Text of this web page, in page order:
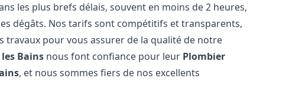
les plus brefs délais, souvent en moins de 2 heures,
dégâts. Nos tarifs sont compétitifs et transparents,
travaux pour vous assurer de la qualité de notre
Bains nous font confiance pour leur Plombier
, et nous sommes fiers de nos excellents